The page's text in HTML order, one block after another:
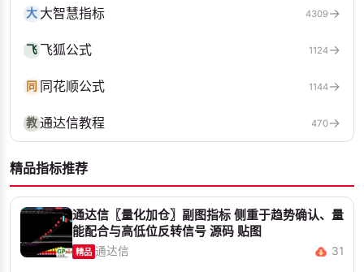
大 大智慧指标 4309→
飞 飞狐公式 1124→
同 同花顺公式 1144→
教通达信教程 470→
精品指标推荐
通达信〖量化加仓〗副图指标 侧重于趋势确认、量
能配合与高低位反转信号 源码 贴图
精品 通达信 31